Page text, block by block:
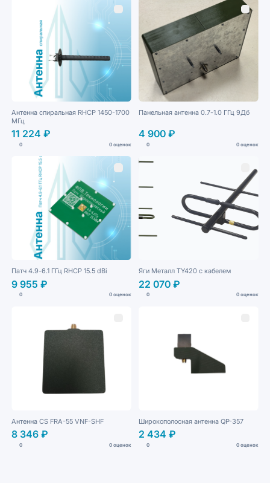
Антенна спиральная RHCP 1450-1700
МГц
11 224 ₽
0 0 оценок
Панельная антенна 0.7-1.0 ГГц 9Дб
4 900 ₽
0 0 оценок
Патч 4.9-6.1 ГГц RHCP 15.5 dBi
9 955 ₽
0 0 оценок
Яги Металл TY420 с кабелем
22 070 ₽
0 0 оценок
Антенна CS FRA-55 VNF-SHF
8 346 ₽
0 0 оценок
Широкополосная антенна QP-357
2 434 ₽
0 0 оценок